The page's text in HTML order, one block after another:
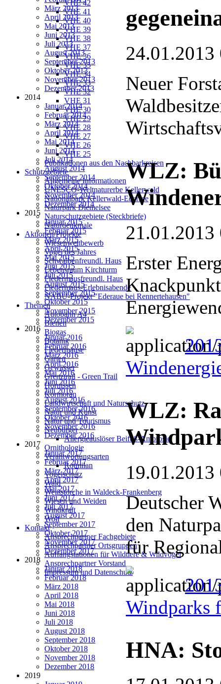
VHE 42
VHE 41
VHE 40
VHE 39
VHE 38
VHE 37
VHE 36
VHE 35
VHE 34
VHE 33
VHE 32
VHE 31
VHE 30
VHE 29
VHE 28
VHE 27
VHE 26
VHE 25
Publikationen aus den Nachbarkreisen
Schutzgebiete
Allgemeine Informationen
UNESCO-Weltnaturerbe Kellerwald
Nationalpark Kellerwald-Edersee
Naturpark Diemelsee
Naturschutzgebiete (Steckbriefe)
Naturdenkmale
Aktionen/Projekte
Wiesenwettbewerb
Vogel des Jahres
Schwalbenfreundl. Haus
Lebensraum Kirchturm
Fledermausfreundl. Haus
Fledermaus-Erlebnisabende
NABU-Projekt "Ederaue bei Rennertehausen"
Themen
Autobahn A4
Bienen
Biogas
Botanik
Fledermäuse
Garten
Gewässer
Grenztrail - Green Trail
Hornissen
Kormoran
Landwirtschaft und Naturschutz
Natur und Kunst
Natur und Tourismus
Neubürger
Allergieauslöser Beifuß-Ambrosie
Ornithologie
Verantwortungsarten
Rotmilan
Vogelschutz
Wald
Weißstörche in Waldeck-Frankenberg
Wiesen und Weiden
Windkraft
Wolf
Kontakt
Ansprechpartner Fachgebiete
Ansprechpartner Ortsgruppen
Auffangstationen für Wildtiere & Wildvögel
Ansprechpartner Vorstand
Impressum und Datenschutz
März 2013
April 2013
Mai 2013
Juni 2013
Juli 2013
August 2013
September 2013
Oktober 2013
November 2013
Dezember 2013
2014
Januar 2014
Februar 2014
März 2014
April 2014
Mai 2014
Juni 2014
Juli 2014
August 2014
September 2014
Oktober 2014
November 2014
Dezember 2014
2015
Januar 2015
Februar 2015
März 2015
April 2015
Mai 2015
Juni 2015
Juli 2015
August 2015
September 2015
Oktober 2015
November 2015
Dezember 2015
2016
Januar 2016
Februar 2016
März 2016
April 2016
Mai 2016
Juni 2016
Juli 2016
August 2016
September 2016
Oktober 2016
November 2016
Dezember 2016
2017
Januar 2017
Februar 2017
März 2017
April 2017
Mai 2017
Juni 2017
Juli 2017
August 2017
September 2017
Oktober 2017
November 2017
Dezember 2017
2018
Januar 2018
Februar 2018
März 2018
April 2018
Mai 2018
Juni 2018
Juli 2018
August 2018
September 2018
Oktober 2018
November 2018
Dezember 2018
2019
24.01.2013
Neuer
WLZ:
21.01.2013
Erster
WLZ:
19.01.2013
Deutscher
den
für
Windparks
HNA: